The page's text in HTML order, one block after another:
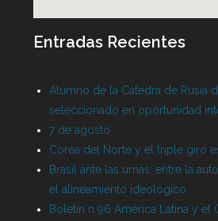
Entradas Recientes
Alumno de la Cátedra de Rusia
seleccionado en oportunidad
7 de agosto
Corea del Norte y el triple giro
Brasil ante las urnas: entre la
el alineamiento ideológico
Boletín n 96 América Latina y el